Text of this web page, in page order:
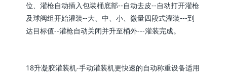
位、灌枪自动插入包装桶底部--自动去皮--自动打开灌枪
及球阀组开始灌装--大、中、小、微量四段式灌装---到
达目标值--灌枪自动关闭并升至桶外---灌装完成。
18升凝胶灌装机-手动灌装机更快速的自动称重设备适用